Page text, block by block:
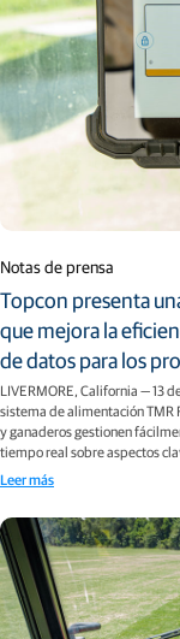
Notas de prensa
Topcon presenta
que mejora la
de datos para los
LIVERMORE, California — 13
sistema de alimentación
y ganaderos gestionen
tiempo real sobre aspectos
Leer más